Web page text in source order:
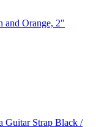
and Orange, 2"